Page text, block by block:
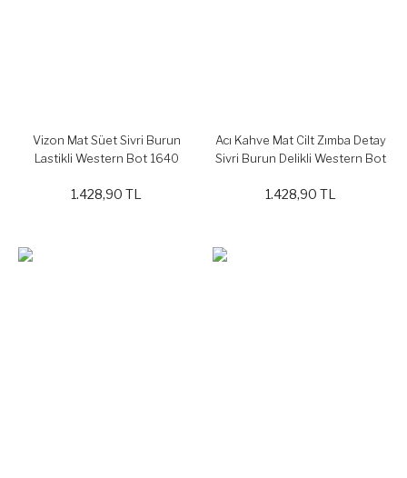
Vizon Mat Süet Sivri Burun
Lastikli Western Bot 1640
1.428,90 TL
Acı Kahve Mat Cilt Zımba Detay
Sivri Burun Delikli Western Bot
1.428,90 TL